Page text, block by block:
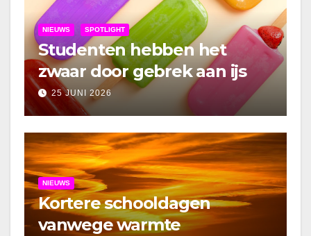
NIEUWS SPOTLIGHT
Studenten hebben het
zwaar door gebrek aan ijs
25 JUNI 2026
NIEUWS
Kortere schooldagen
vanwege warmte